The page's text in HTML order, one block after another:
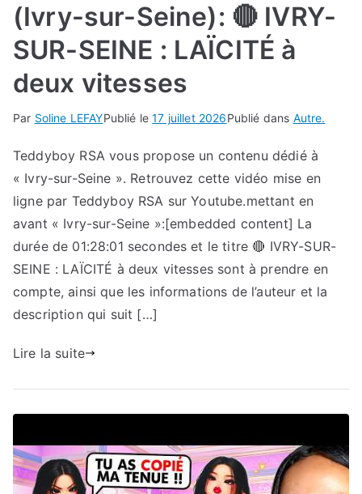
(Ivry-sur-Seine): 🔴 IVRY-
SUR-SEINE : LAÏCITÉ à
deux vitesses
Par Soline LEFAYPublié le17 juillet 2026Publié dans Autre.
Teddyboy RSA vous propose un contenu dédié à
« Ivry-sur-Seine ». Retrouvez cette vidéo mise en
ligne par Teddyboy RSA sur Youtube.mettant en
avant « Ivry-sur-Seine »:[embedded content] La
durée de 01:28:01 secondes et le titre 🔴 IVRY-SUR-
SEINE : LAÏCITÉ à deux vitesses sont à prendre en
compte, ainsi que les informations de l’auteur et la
description qui suit […]
Lire la suite